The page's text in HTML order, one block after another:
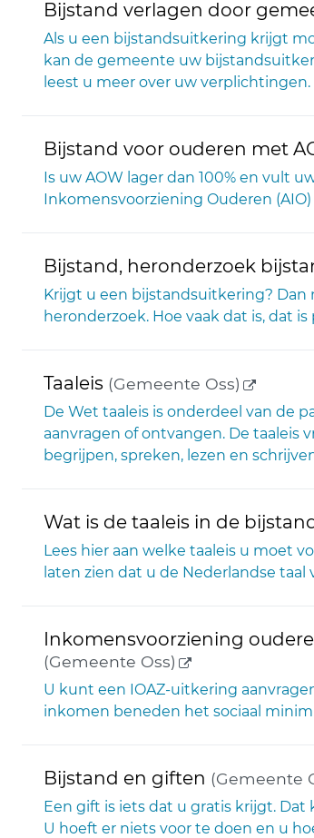
Bijstand verlagen door
Als u een bijstandsuitkering krijgt
kan de gemeente uw
leest u meer over uw verplichtingen.
Bijstand voor ouderen met
Is uw AOW lager dan 100% en vult
Inkomensvoorziening Ouderen
Bijstand, heronderzoek
Krijgt u een bijstandsuitkering?
heronderzoek. Hoe vaak dat is, dat
Taaleis (Gemeente Oss)
De Wet taaleis is onderdeel van de
aanvragen of ontvangen. De taaleis
begrijpen, spreken, lezen en
Wat is de taaleis in de
Lees hier aan welke taaleis u moet
laten zien dat u de Nederlandse
Inkomensvoorziening
(Gemeente Oss) (externe link)
U kunt een IOAZ-uitkering
inkomen beneden het sociaal
Bijstand en giften (Gemeente
Een gift is iets dat u gratis krijgt.
U hoeft er niets voor te doen en u